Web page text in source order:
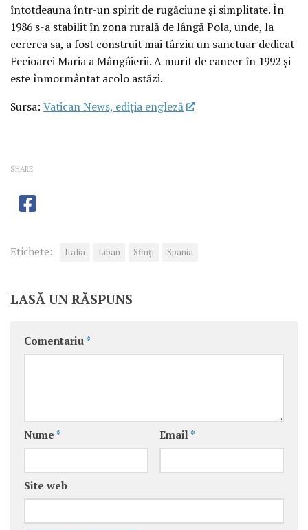
întotdeauna într-un spirit de rugăciune și simplitate. În
1986 s-a stabilit în zona rurală de lângă Pola, unde, la
cererea sa, a fost construit mai târziu un sanctuar dedicat
Fecioarei Maria a Mângâierii. A murit de cancer în 1992 și
este înmormântat acolo astăzi.
Sursa: Vatican News, ediția engleză
SHARE
Etichete: Italia Liban Sfinţi Spania
LASĂ UN RĂSPUNS
Comentariu *
Nume * Email *
Site web